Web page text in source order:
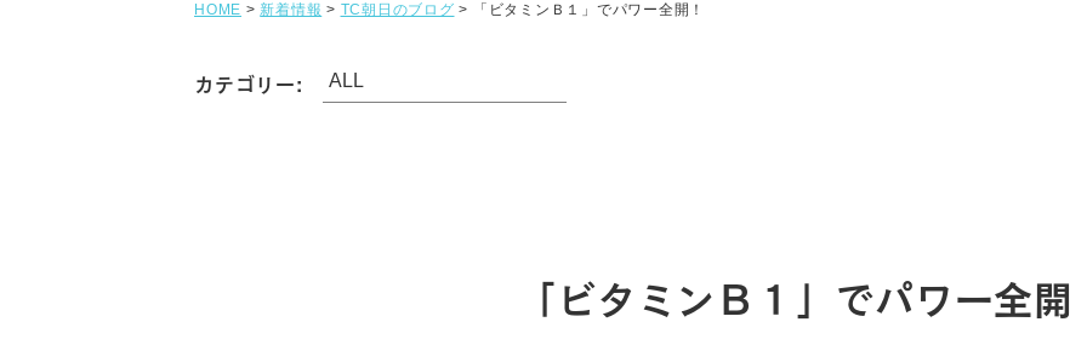
HOME > 新着情報 > TC朝日のブログ > 「ビタミンＢ１」でパワー全開！
カテゴリー:
「ビタミンＢ１」でパワー全開